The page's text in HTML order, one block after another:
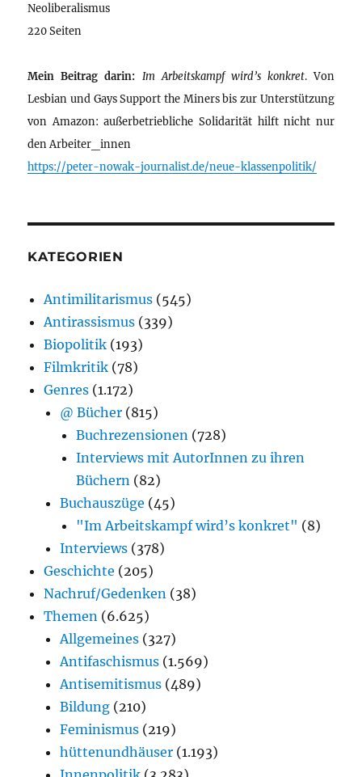
Neoliberalismus
220 Seiten
Mein Beitrag darin: Im Arbeitskampf wird’s konkret. Von
Lesbian und Gays Support the Miners bis zur Unterstützung
von Amazon: außerbetriebliche Solidarität hilft nicht nur
den Arbeiter_innen
https://peter-nowak-journalist.de/neue-klassenpolitik/
KATEGORIEN
Antimilitarismus (545)
Antirassismus (339)
Biopolitik (193)
Filmkritik (78)
Genres (1.172)
@ Bücher (815)
Buchrezensionen (728)
Interviews mit AutorInnen zu ihren
Büchern (82)
Buchauszüge (45)
"Im Arbeitskampf wird’s konkret" (8)
Interviews (378)
Geschichte (205)
Nachruf/Gedenken (38)
Themen (6.625)
Allgemeines (327)
Antifaschismus (1.569)
Antisemitismus (489)
Bildung (210)
Feminismus (219)
hüttenundhäuser (1.193)